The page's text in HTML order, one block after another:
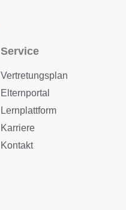
Service
Vertretungsplan
Elternportal
Lernplattform
Karriere
Kontakt